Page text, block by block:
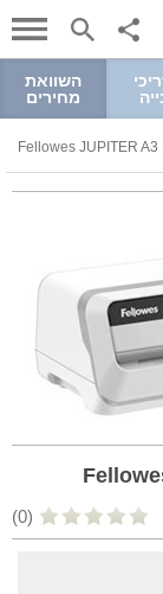
השוואת
מחירים
(0)